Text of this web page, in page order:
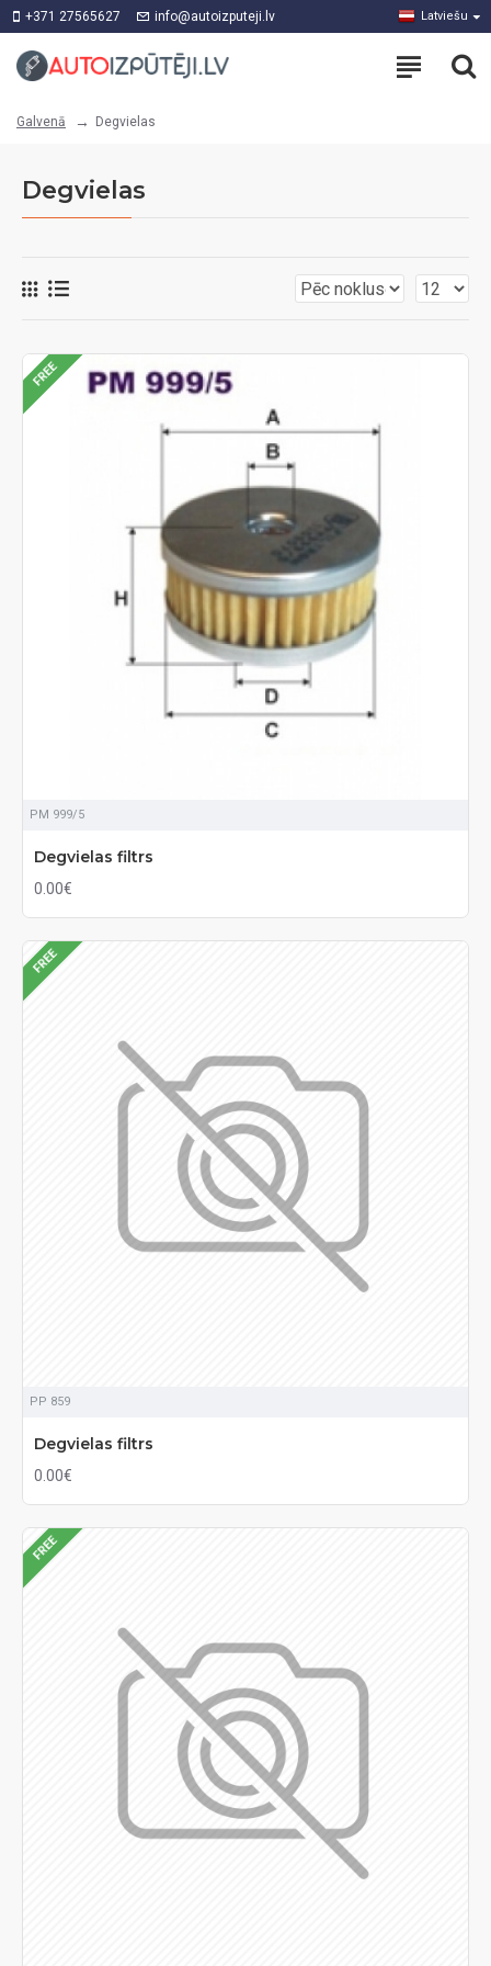
+371 27565627 info@autoizputeji.lv Latviešu
Galvenā Degvielas
Degvielas
FREE
PM 999/5
Degvielas filtrs
0.00€
FREE
PP 859
Degvielas filtrs
0.00€
FREE